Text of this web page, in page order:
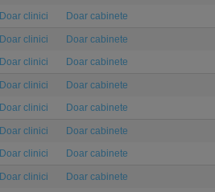
Doar clinici Doar cabinete
Doar clinici
Doar cabinete
Doar clinici Doar cabinete
Doar clinici
Doar cabinete
Doar clinici Doar cabinete
Doar clinici
Doar cabinete
Doar clinici Doar cabinete
Doar clinici
Doar cabinete